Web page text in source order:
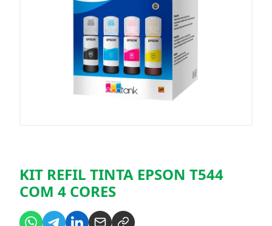
KIT REFIL TINTA EPSON T544
COM 4 CORES